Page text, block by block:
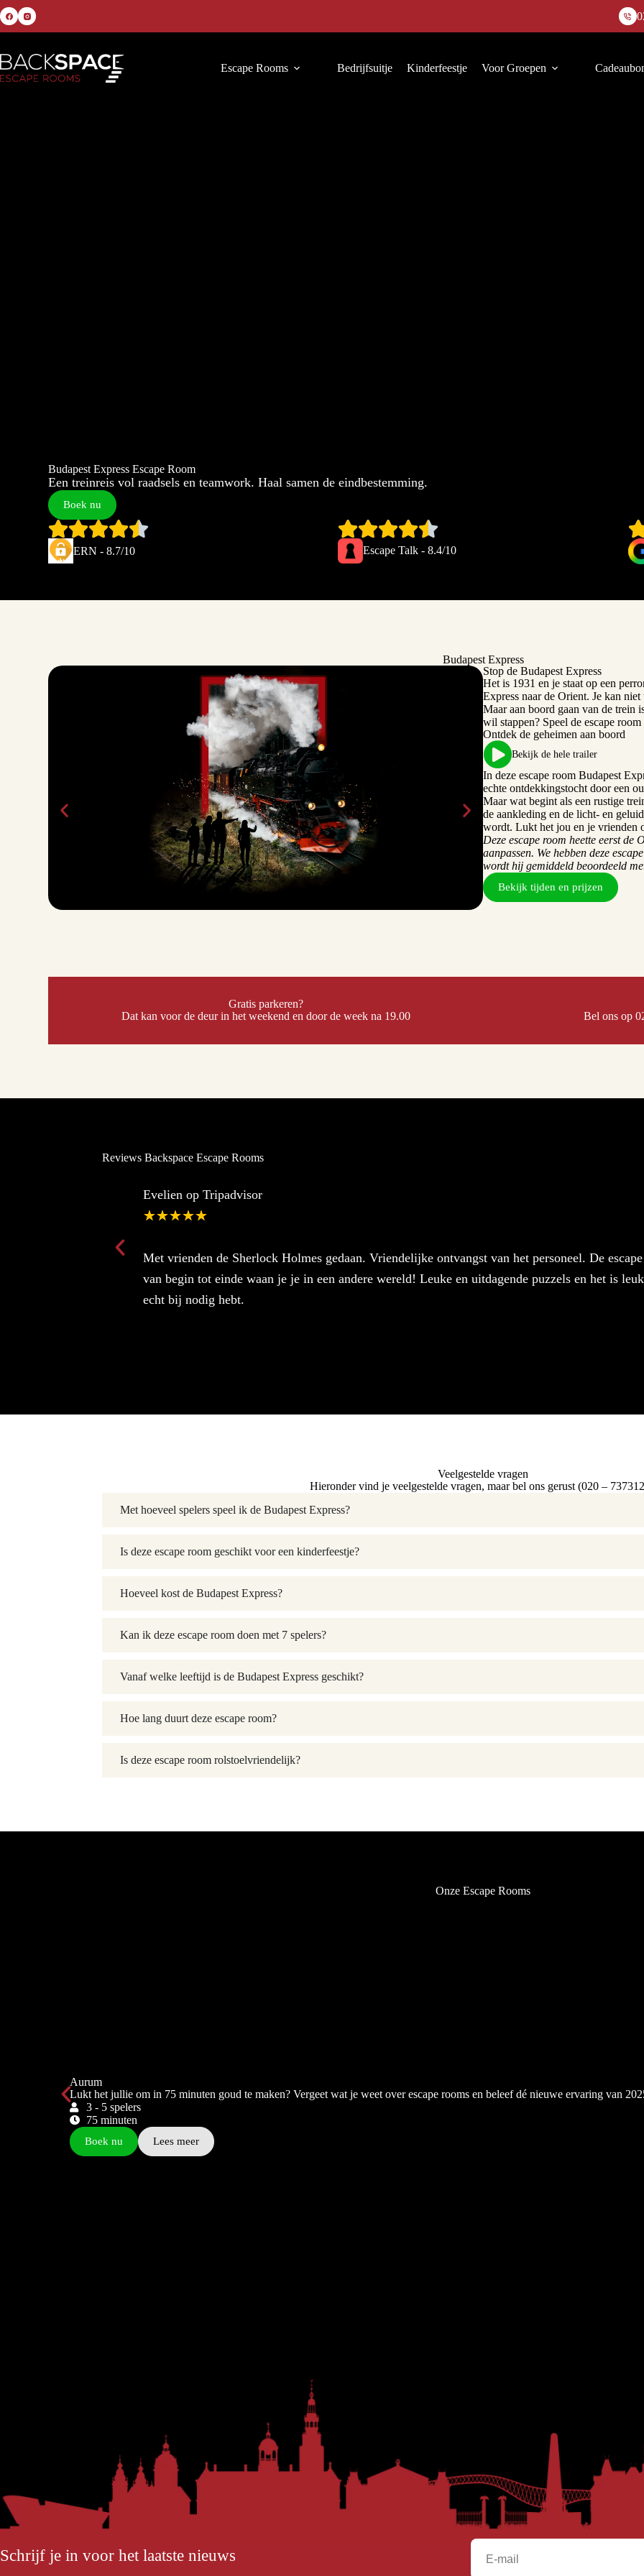
Escape Rooms Bedrijfsuitje Kinderfeestje Voor Groepen
Budapest Express Escape Room
Een treinreis vol raadsels en teamwork. Haal samen de eindbestemming.
Boek nu
ERN - 8.7/10 Escape Talk - 8.4/10
Budapest Express
Stop de Budapest Express
Het is 1931 en je staat op een
Express naar de Orient. Je kan
Maar aan boord gaan van de trein
wil stappen? Speel de escape
Ontdek de geheimen aan boord
Bekijk de hele trailer
In deze escape room Budapest
echte ontdekkingstocht door een
Maar wat begint als een rustige
de aankleding en de licht- en
wordt. Lukt het jou en je vrienden
Deze escape room heette eerst de
aanpassen. We hebben deze
wordt hij gemiddeld beoordeeld
Bekijk tijden en prijzen
Gratis parkeren?
Dat kan voor de deur in het weekend en door de week na 19.00
Bel ons op
Reviews Backspace Escape Rooms
Evelien op Tripadvisor
★★★★★
Met vrienden de Sherlock Holmes gedaan. Vriendelijke ontvangst van het personeel. De
van begin tot einde waan je je in een andere wereld! Leuke en uitdagende puzzels en het is
echt bij nodig hebt.
Veelgestelde vragen
Hieronder vind je veelgestelde vragen, maar bel ons gerust (020 –
Met hoeveel spelers speel ik de Budapest Express?
Is deze escape room geschikt voor een kinderfeestje?
Hoeveel kost de Budapest Express?
Kan ik deze escape room doen met 7 spelers?
Vanaf welke leeftijd is de Budapest Express geschikt?
Hoe lang duurt deze escape room?
Is deze escape room rolstoelvriendelijk?
Onze Escape Rooms
Aurum
Lukt het jullie om in 75 minuten goud te maken? Vergeet wat je weet over escape rooms en beleef dé nieuwe ervaring van
3 - 5 spelers
75 minuten
Boek nu Lees meer
Schrijf je in voor het laatste nieuws